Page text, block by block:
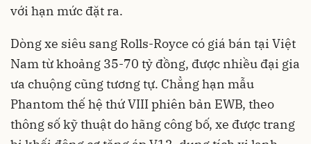
với hạn mức đặt ra.
Dòng xe siêu sang Rolls-Royce có giá bán tại Việt
Nam từ khoảng 35-70 tỷ đồng, được nhiều đại gia
ưa chuộng cũng tương tự. Chẳng hạn mẫu
Phantom thế hệ thứ VIII phiên bản EWB, theo
thông số kỹ thuật do hãng công bố, xe được trang